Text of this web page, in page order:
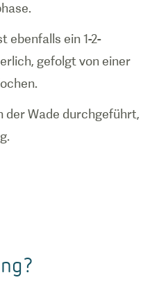
ebenfalls ein 1-2-
gefolgt von einer
der Wade durchgeführt,